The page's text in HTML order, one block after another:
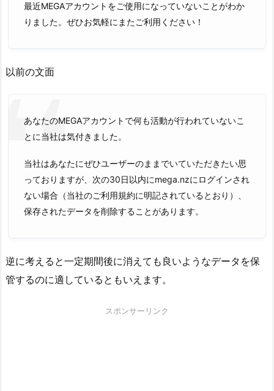
最近MEGAアカウントをご使用になっていないことがわか
りました。ぜひお気軽にまたご利用ください！
以前の文面
あなたのMEGAアカウントで何も活動が行われていないこ
とに当社は気付きました。
当社はあなたにぜひユーザーのままでいていただきたい思
っており ますが、次の30日以内にmega.nzにログインされ
ない場合 （当社のご利用規約に明記されているとおり）、
保存されたデータを削除することがあります。
逆に考えると一定期間後に消えても良いようなデータを保
管するのに適しているともいえます。
スポンサーリンク